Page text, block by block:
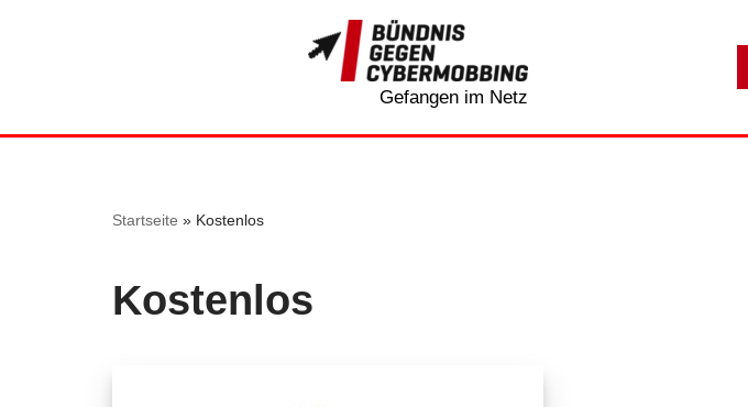
springen
Gefangen im Netz
Startseite » Kostenlos
Kostenlos